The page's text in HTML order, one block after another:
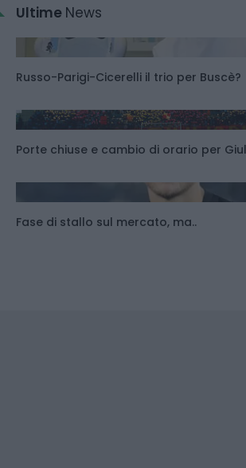
Ultime News
Russo-Parigi-Cicerelli il trio per Buscè?
Porte chiuse e cambio di orario per
Fase di stallo sul mercato, ma..